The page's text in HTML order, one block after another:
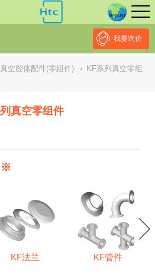
20 reason: high risk: Unsafe
Integrity /**/ // ------------------------------
我要询价
空腔体配件(零組件) › KF系列真空零组
真空零组件
※
KF法兰 KF管件